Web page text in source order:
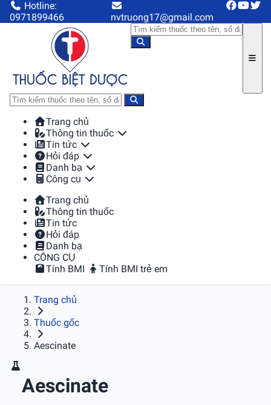
Hotline:
0971899466
nvtruong17@gmail.com
Trang chủ
Thông tin thuốc
Tin tức
Hỏi đáp
Danh bạ
Công cụ
Trang chủ
Thông tin thuốc
Tin tức
Hỏi đáp
Danh bạ
CÔNG CỤ
Tính BMI
Tính BMI trẻ em
Trang chủ
Thuốc gốc
Aescinate
Aescinate